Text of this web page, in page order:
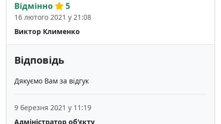
Виктор Клименко
Відмінно 5
16 лютого 2021 у 21:08
Відповідь
Дякуємо Вам за відгук
Адміністратор об'єкту
9 березня 2021 у 11:19